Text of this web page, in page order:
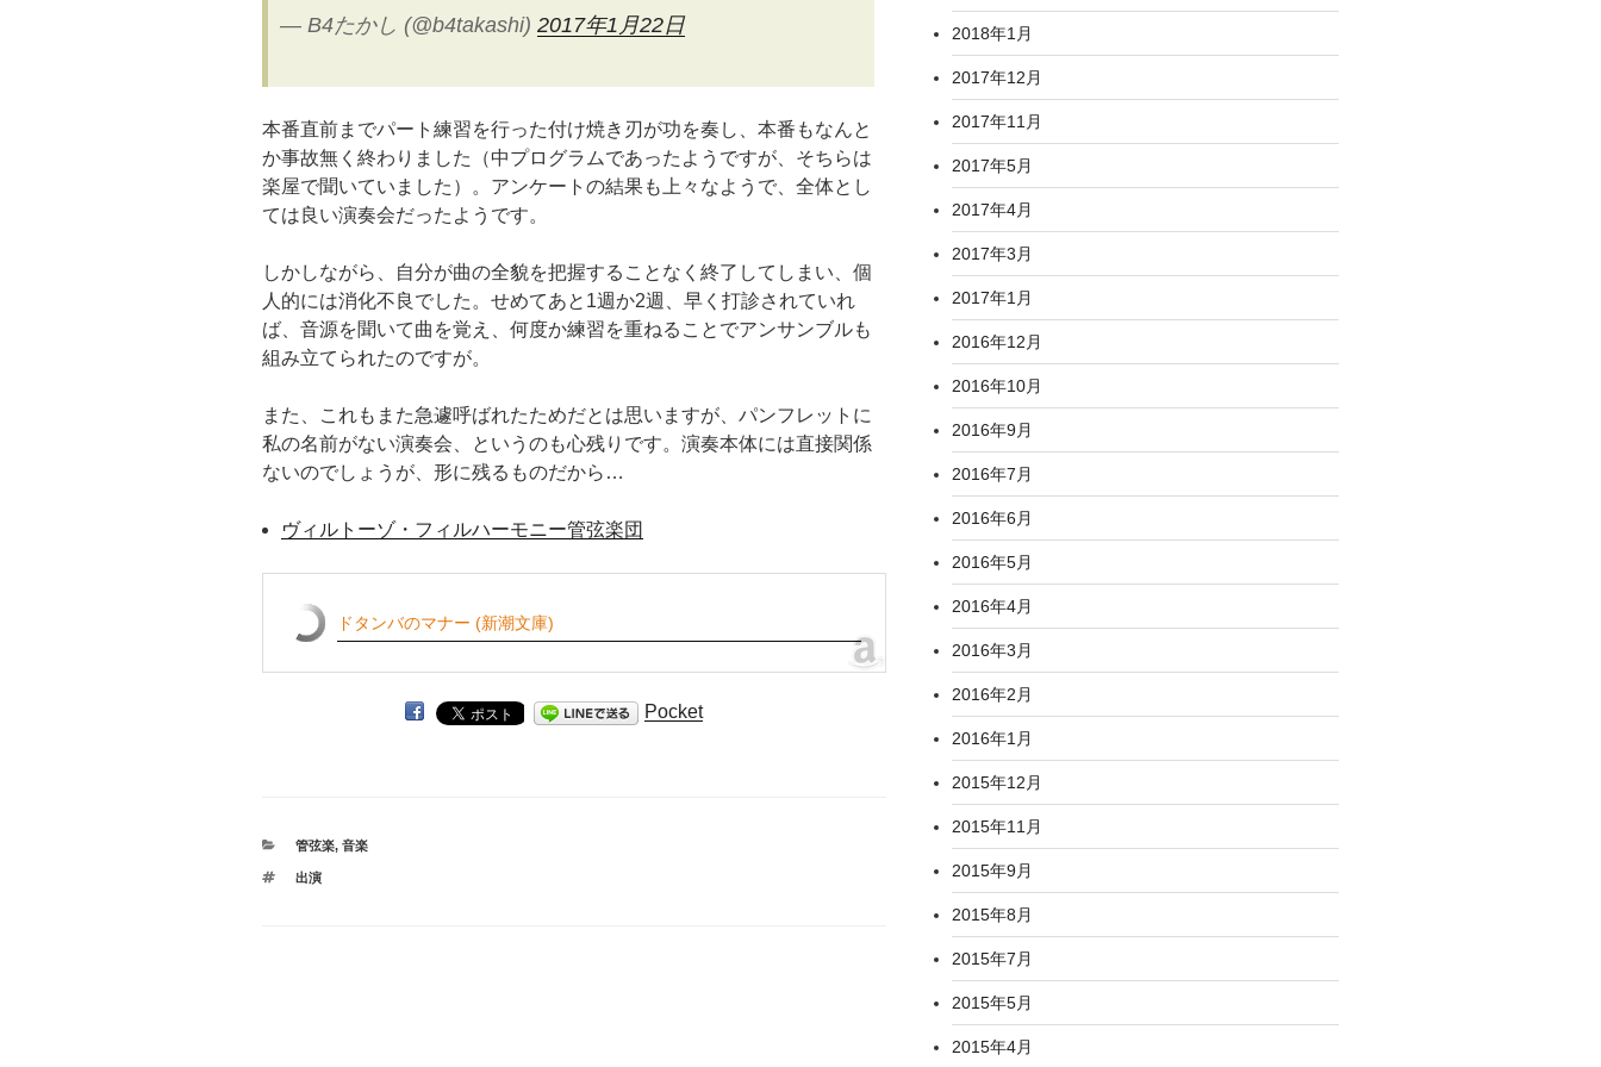
— B4たかし (@b4takashi) 2017年1月22日
本番直前までパート練習を行った付け焼き刃が功を奏し、本番もなんと
か事故無く終わりました（中プログラムであったようですが、そちらは
楽屋で聞いていました）。アンケートの結果も上々なようで、全体とし
ては良い演奏会だったようです。
しかしながら、自分が曲の全貌を把握することなく終了してしまい、個
人的には消化不良でした。せめてあと1週か2週、早く打診されていれ
ば、音源を聞いて曲を覚え、何度か練習を重ねることでアンサンブルも
組み立てられたのですが。
また、これもまた急遽呼ばれたためだとは思いますが、パンフレットに
私の名前がない演奏会、というのも心残りです。演奏本体には直接関係
ないのでしょうが、形に残るものだから…
ヴィルトーゾ・フィルハーモニー管弦楽団
ドタンバのマナー (新潮文庫)
Pocket
カ
ゴ
管弦楽, 音楽
タ
出演
2018年1月
2017年12月
2017年11月
2017年5月
2017年4月
2017年3月
2017年1月
2016年12月
2016年10月
2016年9月
2016年7月
2016年6月
2016年5月
2016年4月
2016年3月
2016年2月
2016年1月
2015年12月
2015年11月
2015年9月
2015年8月
2015年7月
2015年5月
2015年4月